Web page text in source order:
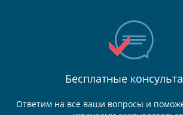
Бесплатные
Ответим на все ваши вопросы и